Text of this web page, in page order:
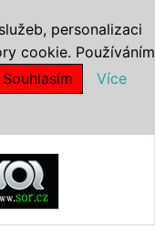
personalizaci
cookie. Používáním
Souhlasím
Více